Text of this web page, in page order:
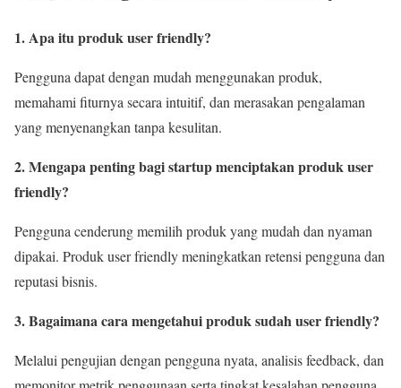
1. Apa itu produk user friendly?
Pengguna dapat dengan mudah menggunakan produk,
memahami fiturnya secara intuitif, dan merasakan pengalaman
yang menyenangkan tanpa kesulitan.
2. Mengapa penting bagi startup menciptakan produk user
friendly?
Pengguna cenderung memilih produk yang mudah dan nyaman
dipakai. Produk user friendly meningkatkan retensi pengguna dan
reputasi bisnis.
3. Bagaimana cara mengetahui produk sudah user friendly?
Melalui pengujian dengan pengguna nyata, analisis feedback, dan